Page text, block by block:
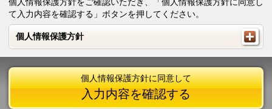
個人情報保護方針をご確認いただき、「個人情報保護方針に同意し
て入力内容を確認する」ボタンを押してください。
個人情報保護方針
個人情報保護方針
個人情報保護方針に同意して
入力内容を確認する